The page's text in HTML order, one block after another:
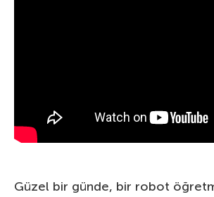
Güzel bir günde, bir robot